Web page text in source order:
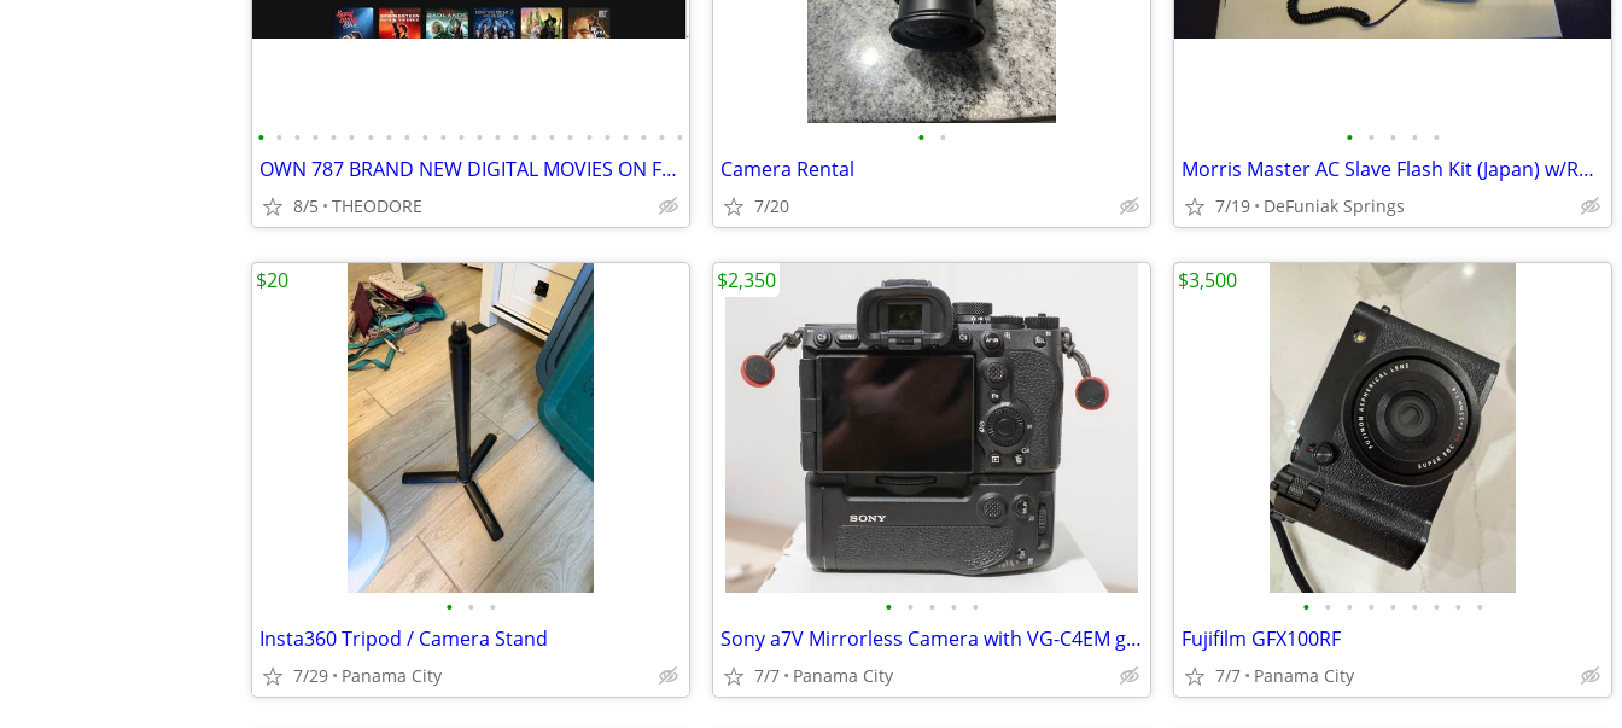
• • • • • • • • • • • • • • • • • • • • • • • •
OWN 787 BRAND NEW DIGITAL MOVIES ON FANDANGO (PRICE REDUCED)
8/5 THEODORE
• •
Camera Rental
7/20
• • • • •
Morris Master AC Slave Flash Kit (Japan) w/Rare Sync Cord
7/19 DeFuniak Springs
• • •
Insta360 Tripod / Camera Stand
7/29 Panama City
$20
• • • • •
Sony a7V Mirrorless Camera with VG-C4EM grip
7/7 Panama City
$2,350
• • • • • • • • •
Fujifilm GFX100RF
7/7 Panama City
$3,500